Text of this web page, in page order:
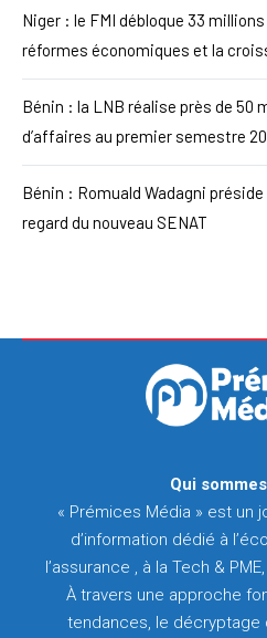
Niger : le FMI débloque 33
réformes économiques et la
Bénin : la LNB réalise près de 50
d’affaires au premier semestre
Bénin : Romuald Wadagni
regard du nouveau SENAT
Qui
« Prémices Média » est un
d’information dédié à
l’assurance , à la Tech &
À travers une approche
tendances, le décryptage